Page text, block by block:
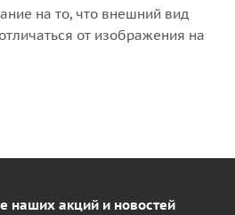
на то, что внешний вид
от изображения на
наших акций и новостей